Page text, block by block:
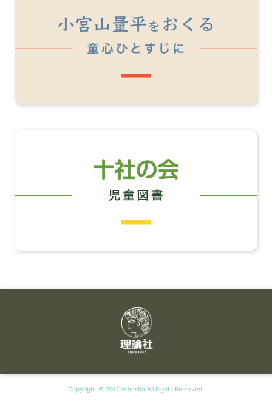
Copyright © 2017 rironsha All Rights Reserved.